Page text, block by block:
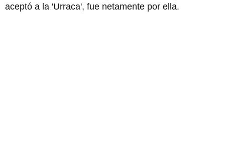
aceptó a la 'Urraca', fue netamente por ella.